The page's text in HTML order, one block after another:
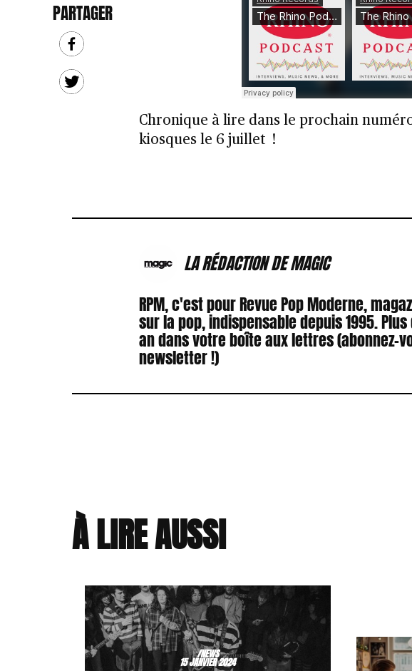
PARTAGER
Chronique à lire dans le prochain
kiosques le 6 juillet !
LA RÉDACTION DE MAGIC
RPM, c'est pour Revue Pop Moderne,
sur la pop, indispensable depuis 1995.
an dans votre boîte aux lettres (abonnez-
newsletter !)
À LIRE AUSSI
/NEWS
15 JANVIER 2024